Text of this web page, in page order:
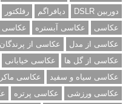
دوربین DSLR
دیافراگم رفلکتور
عکاسی
عکاسی آبستره
عکاسی
عکاسی از مدل
عکاسی از پرندگان
عکاسی از گل ها
عکاسی خیابانی
عکاسی سیاه و سفید
عکاسی
عکاسی ورزشی
عکاسی پرتره